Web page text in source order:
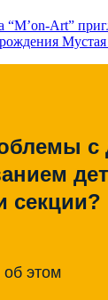
“M’on-Art”
секции?
об этом